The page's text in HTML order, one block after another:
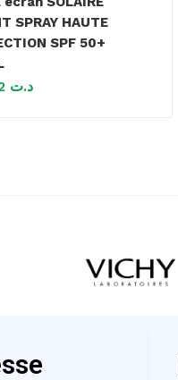
SPRAY HAUTE
SPF 50+
د.ت